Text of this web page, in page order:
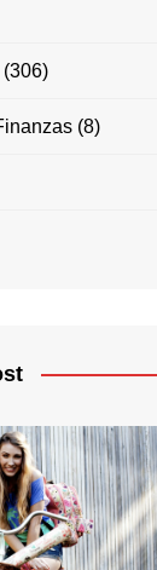
(306)
(8)